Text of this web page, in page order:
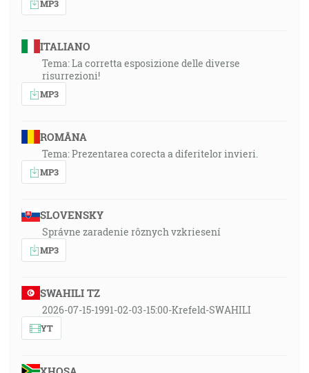
MP3
ITALIANO
Tema: La corretta esposizione delle diverse
risurrezioni!
MP3
ROMÂNA
Tema: Prezentarea corecta a diferitelor invieri.
MP3
SLOVENSKY
Správne zaradenie rôznych vzkriesení
MP3
SWAHILI TZ
2026-07-15-1991-02-03-15:00-Krefeld-SWAHILI
YT